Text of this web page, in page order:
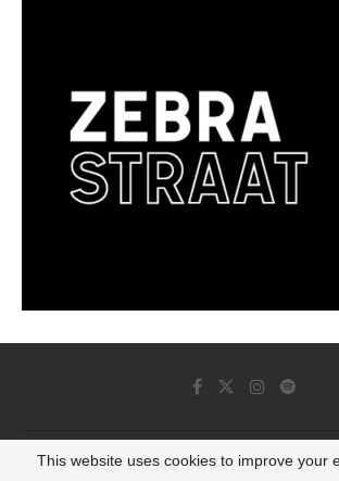
© 2022 - Luminous Dash All Rights
This website uses cookies to improve your